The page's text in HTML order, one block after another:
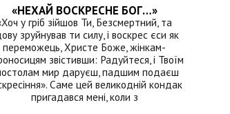
«НЕХАЙ ВОСКРЕСНЕ БОГ…»
у гріб зійшов Ти, Безсмертний, та
зруйнував ти силу, і воскрес єси як
переможець, Христе Боже, жінкам-
звістивши: Радуйтеся, і Твоїм
мир даруєш, падшим подаєш
Саме цей великодній кондак
пригадався мені, коли з